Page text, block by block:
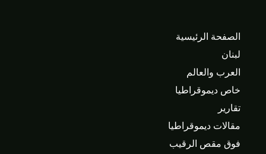
الصفحة الرئيسية
لبنان
العرب والعالم
خاص ديموقراطيا
تقارير
مقالات ديموقراطيا
فوق مقص الرقيب